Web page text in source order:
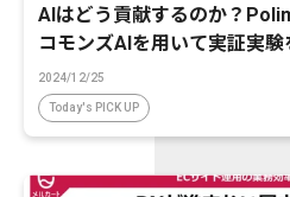
AIはどう貢献するのか？
コモンズAIを用いて実証実験
2024/12/25
Today's PICK UP